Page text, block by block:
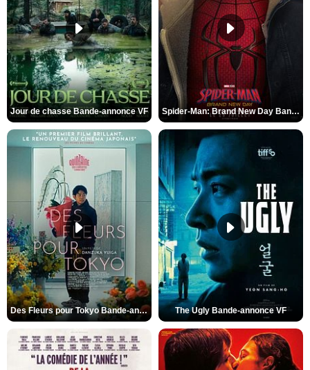
Jour de chasse Bande-annonce VF Spider-Man: Brand New Day Bande-annonce (3) VO STFR
Des Fleurs pour Tokyo Bande-annonce VO STFR The Ugly Bande-annonce VF